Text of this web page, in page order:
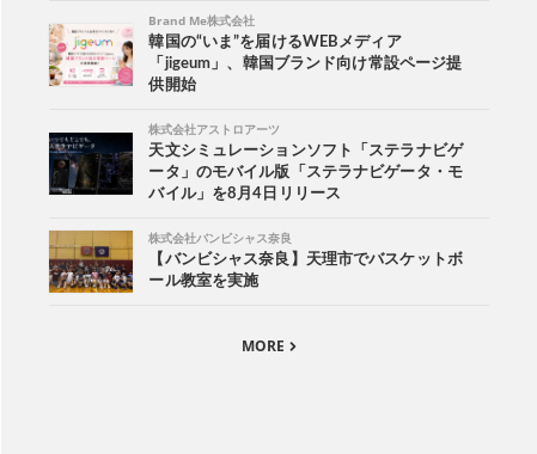
Brand Me株式会社
韓国の“いま”を届けるWEBメディア
「jigeum」、韓国ブランド向け常設ページ提
供開始
株式会社アストロアーツ
天文シミュレーションソフト「ステラナビゲ
ータ」のモバイル版「ステラナビゲータ・モ
バイル」を8月4日リリース
株式会社バンビシャス奈良
【バンビシャス奈良】天理市でバスケットボ
ール教室を実施
MORE